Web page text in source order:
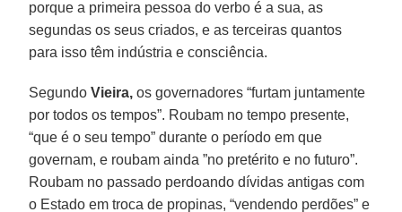
porque a primeira pessoa do verbo é a sua, as
segundas os seus criados, e as terceiras quantos
para isso têm indústria e consciência.
SegundoVieira, os governadores “furtam juntamente
por todos os tempos”. Roubam no tempo presente,
“que é o seu tempo” durante o período em que
governam, e roubam ainda ”no pretérito e no futuro”.
Roubam no passado perdoando dívidas antigas com
o Estado em troca de propinas, “vendendo perdões” e